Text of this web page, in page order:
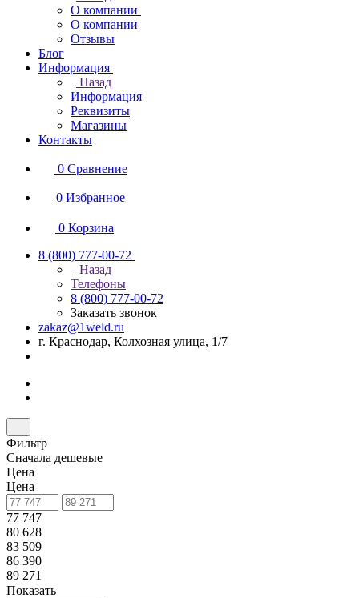
О компании
О компании
Отзывы
Блог
Информация
Назад
Информация
Реквизиты
Магазины
Контакты
0 Сравнение
0 Избранное
0 Корзина
8 (800) 777-00-72
Назад
Телефоны
8 (800) 777-00-72
Заказать звонок
zakaz@1weld.ru
г. Краснодар, Колхозная улица, 1/7
Фильтр
Сначала дешевые
Цена
Цена
77 747
80 628
83 509
86 390
89 271
Показать